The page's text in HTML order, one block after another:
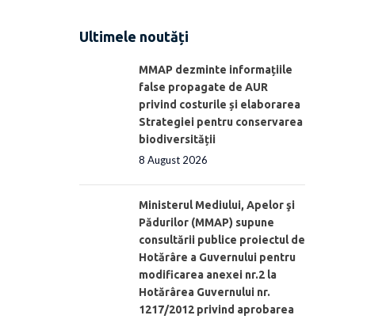
Ultimele noutăți
MMAP dezminte informațiile
false propagate de AUR
privind costurile și elaborarea
Strategiei pentru conservarea
biodiversității
8 August 2026
Ministerul Mediului, Apelor şi
Pădurilor (MMAP) supune
consultării publice proiectul de
Hotărâre a Guvernului pentru
modificarea anexei nr.2 la
Hotărârea Guvernului nr.
1217/2012 privind aprobarea